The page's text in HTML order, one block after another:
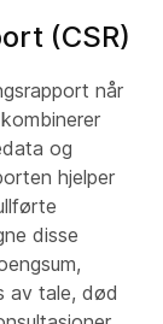
(CSR)
når
og
hjelper
disse
av tale, død